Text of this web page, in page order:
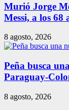
Murió Jorge
Messi, a los 68
8 agosto, 2026
Peña busca
Paraguay-
8 agosto, 2026